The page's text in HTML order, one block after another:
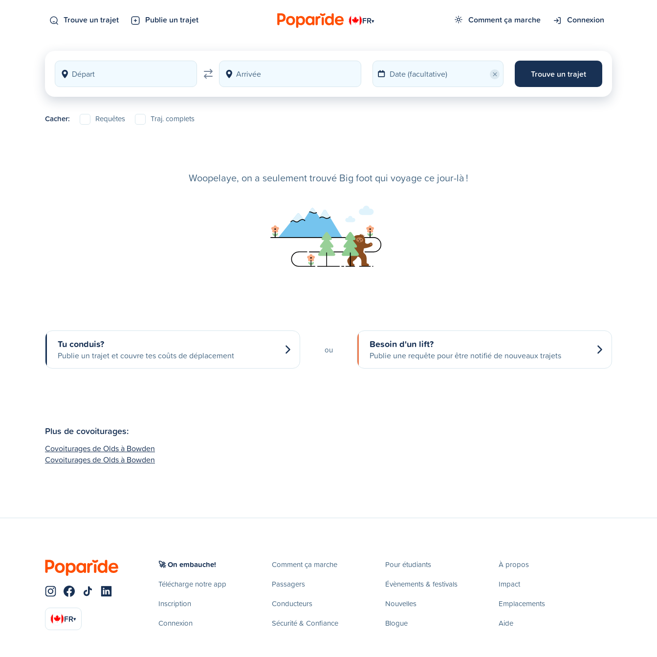
Trouve un trajet Publie un trajet FR▾ Comment ça marche Connexion
× Trouve un trajet
Cacher: Requêtes Traj. complets
Woopelaye, on a seulement trouvé Big foot qui voyage ce jour-là !
Tu conduis?
Publie un trajet et couvre tes coûts de déplacement
ou Besoin d'un lift?
Publie une requête pour être notifié de nouveaux trajets
Plus de covoiturages:
Covoiturages de Olds à Bowden
Covoiturages de Olds à Bowden
FR▾
🚀 On embauche!
Télécharge notre app
Inscription
Connexion
Comment ça marche
Passagers
Conducteurs
Sécurité & Confiance
Pour étudiants
Évènements & festivals
Nouvelles
Blogue
À propos
Impact
Emplacements
Aide